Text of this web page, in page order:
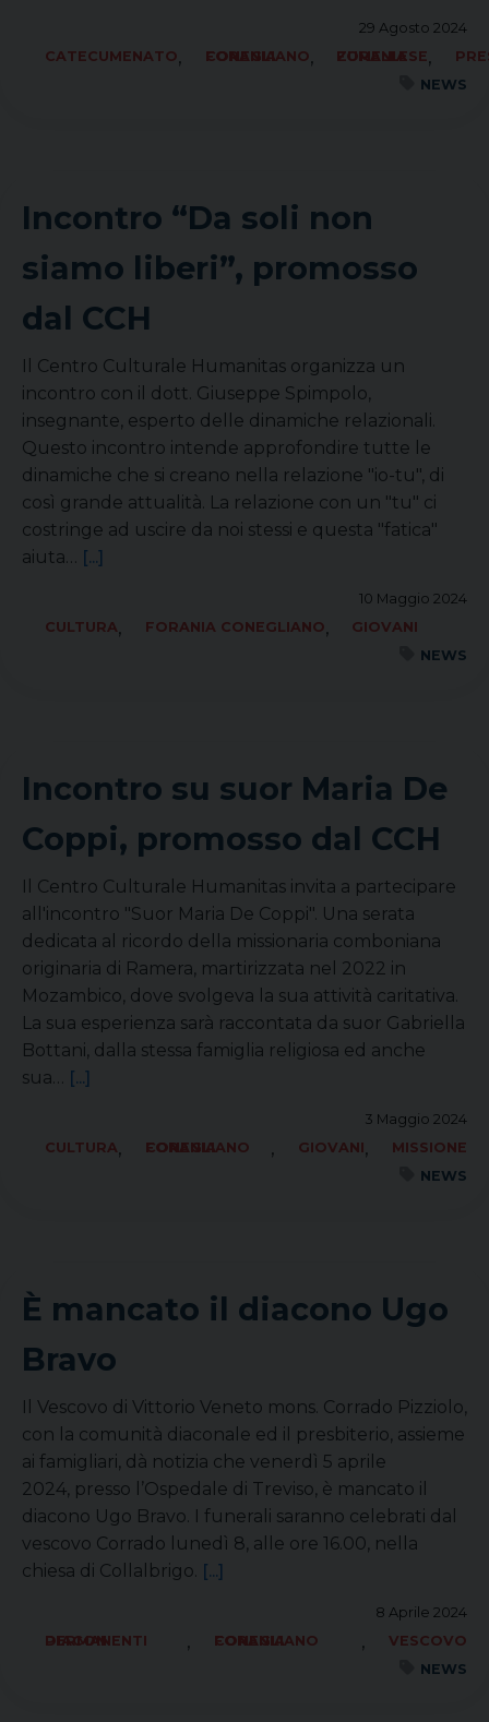
29 Agosto 2024
CATECUMENATO, FORANIA CONEGLIANO, FORANIA ZUMELLESE,
NEWS
Incontro “Da soli non
siamo liberi”, promosso
dal CCH
Il Centro Culturale Humanitas organizza un
incontro con il dott. Giuseppe Spimpolo,
insegnante, esperto delle dinamiche relazionali.
Questo incontro intende approfondire tutte le
dinamiche che si creano nella relazione "io-tu", di
così grande attualità. La relazione con un "tu" ci
costringe ad uscire da noi stessi e questa "fatica"
aiuta… [...]
10 Maggio 2024
CULTURA, FORANIA CONEGLIANO,
GIOVANI
NEWS
Incontro su suor Maria De
Coppi, promosso dal CCH
Il Centro Culturale Humanitas invita a partecipare
all'incontro "Suor Maria De Coppi". Una serata
dedicata al ricordo della missionaria comboniana
originaria di Ramera, martirizzata nel 2022 in
Mozambico, dove svolgeva la sua attività caritativa.
La sua esperienza sarà raccontata da suor Gabriella
Bottani, dalla stessa famiglia religiosa ed anche
sua… [...]
3 Maggio 2024
CULTURA, FORANIA CONEGLIANO , GIOVANI,
MISSIONE
NEWS
È mancato il diacono Ugo
Bravo
Il Vescovo di Vittorio Veneto mons. Corrado Pizziolo,
con la comunità diaconale ed il presbiterio, assieme
ai famigliari, dà notizia che venerdì 5 aprile
2024, presso l’Ospedale di Treviso, è mancato il
diacono Ugo Bravo. I funerali saranno celebrati dal
vescovo Corrado lunedì 8, alle ore 16.00, nella
chiesa di Collalbrigo. [...]
8 Aprile 2024
DIACONI PERMANENTI
, FORANIA CONEGLIANO ,
VESCOVO
NEWS